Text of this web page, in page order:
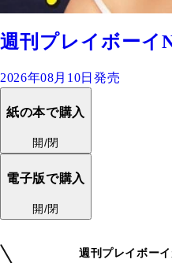
週刊プレイボーイ
2026年08月10日発売
紙の本で購入
開/閉
電子版で購入
開/閉
週刊プレイボー